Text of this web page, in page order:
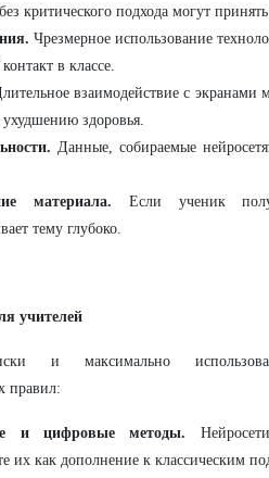
критического подхода могут
Чрезмерное использование
в классе.
взаимодействие с экранами
здоровья.
Данные, собираемые
материала. Если ученик
тему глубоко.
учителей
и максимально
правил:
и цифровые методы.
их как дополнение к классическим